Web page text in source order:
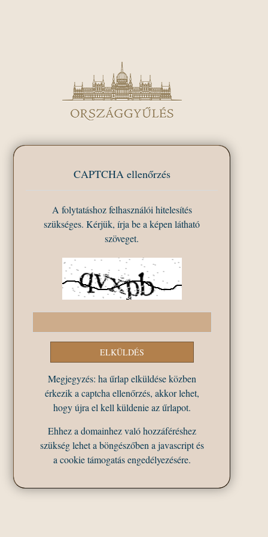
CAPTCHA ellenőrzés
A folytatáshoz felhasználói hitelesítés
szükséges. Kérjük, írja be a képen látható
szöveget.
Megjegyzés: ha űrlap elküldése közben
érkezik a captcha ellenőrzés, akkor lehet,
hogy újra el kell küldenie az űrlapot.
Ehhez a domainhez való hozzáféréshez
szükség lehet a böngészőben a javascript és
a cookie támogatás engedélyezésére.